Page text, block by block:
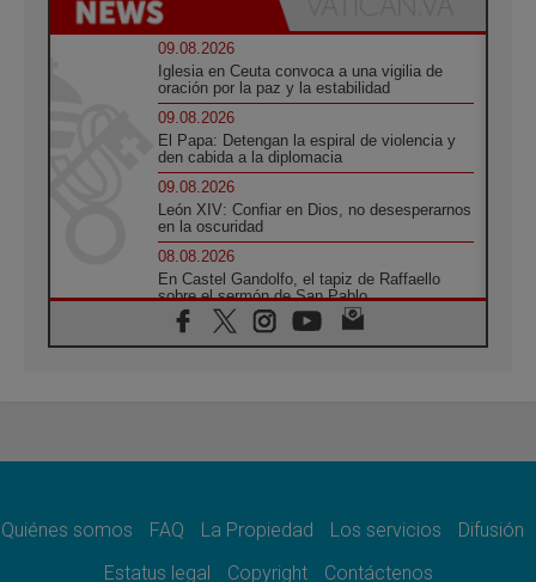
09.08.2026
Iglesia en Ceuta convoca a una vigilia de
oración por la paz y la estabilidad
09.08.2026
El Papa: Detengan la espiral de violencia y
den cabida a la diplomacia
09.08.2026
León XIV: Confiar en Dios, no desesperarnos
en la oscuridad
08.08.2026
En Castel Gandolfo, el tapiz de Raffaello
sobre el sermón de San Pablo
08.08.2026
En Colombia, «la paz no se compra con una
08.08.2026
08.08.2026
del Buen Consejo de Genazzano
Quiénes somos FAQ La Propiedad Los servicios
Difusión
Estatus legal
Copyright Contáctenos